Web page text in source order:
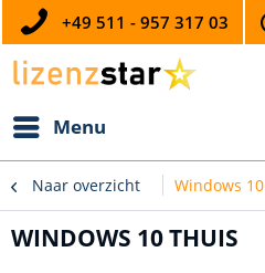
+49 511 - 957 317 03
Menu
Naar overzicht Windows 10
WINDOWS 10 THUIS